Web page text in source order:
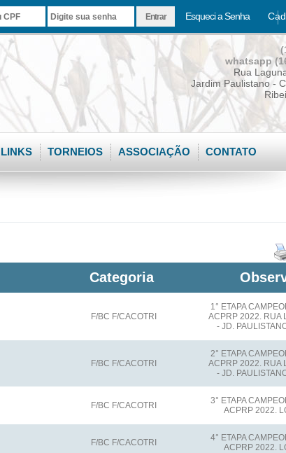
Esqueci a Senha
whatsapp
Rua
Jardim Paulistano -
LINKS TORNEIOS ASSOCIAÇÃO CONTATO
Categoria
F/BC F/CACOTRI
1° ETAPA
ACPRP 2022. RUA
- JD.
F/BC F/CACOTRI
2° ETAPA
ACPRP 2022. RUA
- JD.
F/BC F/CACOTRI
3° ETAPA
ACPRP 2022.
F/BC F/CACOTRI
4° ETAPA
ACPRP 2022.